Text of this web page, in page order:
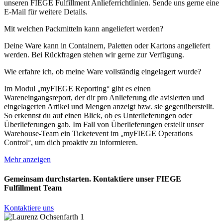
unseren FIEGE Fulfillment Anlieferrichtlinien. Sende uns gerne eine
E-Mail für weitere Details.
Mit welchen Packmitteln kann angeliefert werden?
Deine Ware kann in Containern, Paletten oder Kartons angeliefert
werden. Bei Rückfragen stehen wir gerne zur Verfügung.
Wie erfahre ich, ob meine Ware vollständig eingelagert wurde?
Im Modul „myFIEGE Reporting“ gibt es einen
Wareneingangsreport, der dir pro Anlieferung die avisierten und
eingelagerten Artikel und Mengen anzeigt bzw. sie gegenüberstellt.
So erkennst du auf einen Blick, ob es Unterlieferungen oder
Überlieferungen gab. Im Fall von Überlieferungen erstellt unser
Warehouse-Team ein Ticketevent im „myFIEGE Operations
Control“, um dich proaktiv zu informieren.
Mehr anzeigen
Gemeinsam durchstarten. Kontaktiere unser FIEGE
Fulfillment Team
Kontaktiere uns